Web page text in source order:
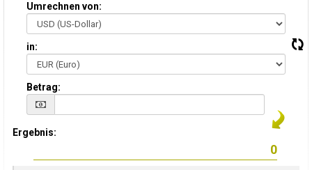
Umrechnen von:
in:
Betrag:
Ergebnis: